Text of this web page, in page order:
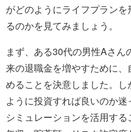
がどのようにライフプラン
るのかを見てみましょう。
まず、ある30代の男性Aさ
来の退職金を増やすために
めることを決意しました。
ように投資すれば良いのか迷
シミュレーションを活用す